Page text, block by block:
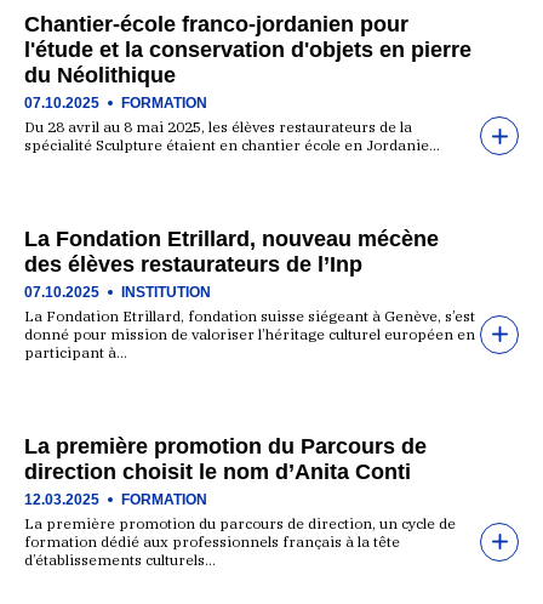
Chantier-école franco-jordanien pour
l'étude et la conservation d'objets en pierre
du Néolithique
07.10.2025 FORMATION
Du 28 avril au 8 mai 2025, les élèves restaurateurs de la
spécialité Sculpture étaient en chantier école en Jordanie…
La Fondation Etrillard, nouveau mécène
des élèves restaurateurs de l’Inp
07.10.2025 INSTITUTION
La Fondation Etrillard, fondation suisse siégeant à Genève, s’est
donné pour mission de valoriser l’héritage culturel européen en
participant à…
La première promotion du Parcours de
direction choisit le nom d’Anita Conti
12.03.2025 FORMATION
La première promotion du parcours de direction, un cycle de
formation dédié aux professionnels français à la tête
d’établissements culturels…